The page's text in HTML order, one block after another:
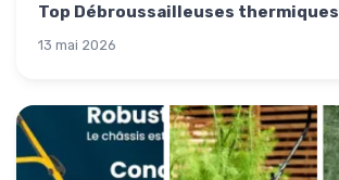
Top Débroussailleuses thermiques
13 mai 2026